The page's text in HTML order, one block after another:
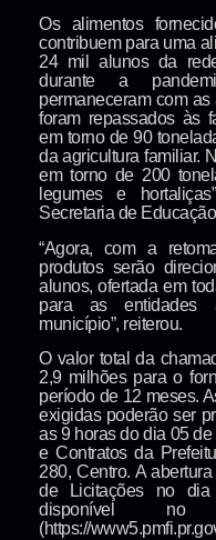
Os alimentos
contribuem para uma
24 mil alunos da
durante a
permaneceram com
foram repassados às
em torno de 90
da agricultura familiar.
em torno de 200
legumes e
Secretaria de
“Agora, com a
produtos serão
alunos, ofertada em
para as entidades
município”, reiterou.
O valor total da
2,9 milhões para o
período de 12 meses.
exigidas poderão ser
as 9 horas do dia 05
e Contratos da
280, Centro. A
de Licitações no
disponível
(https://